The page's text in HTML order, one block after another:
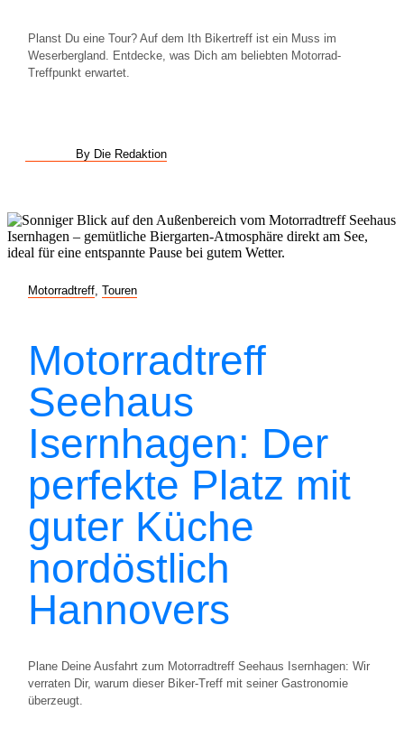
Planst Du eine Tour? Auf dem Ith Bikertreff ist ein Muss im
Weserbergland. Entdecke, was Dich am beliebten Motorrad-
Treffpunkt erwartet.
By Die Redaktion
Motorradtreff Touren
Motorradtreff
Seehaus
Isernhagen: Der
perfekte Platz mit
guter Küche
nordöstlich
Hannovers
Plane Deine Ausfahrt zum Motorradtreff Seehaus Isernhagen: Wir
verraten Dir, warum dieser Biker-Treff mit seiner Gastronomie
überzeugt.